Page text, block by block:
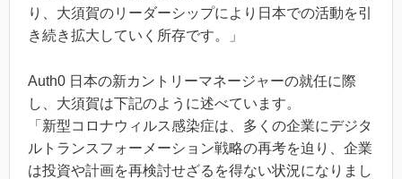
り、大須賀のリーダーシップにより日本での活動を引
き続き拡大していく所存です。」
Auth0 日本の新カントリーマネージャーの就任に際
し、大須賀は下記のように述べています。
「新型コロナウィルス感染症は、多くの企業にデジタ
ルトランスフォーメーション戦略の再考を迫り、企業
は投資や計画を再検討せざるを得ない状況になりまし